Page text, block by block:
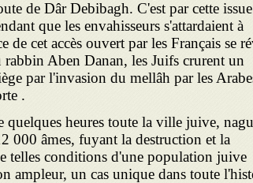
de Dâr Debibagh. C'est par cette issue
que les envahisseurs s'attardaient à
cet accès ouvert par les Français se
Aben Danan, les Juifs crurent un
par l'invasion du mellâh par les
.
quelques heures toute la ville juive,
000 âmes, fuyant la destruction et la
telles conditions d'une population juive
ampleur, un cas unique dans toute